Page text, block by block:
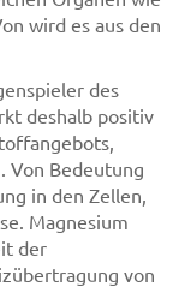
wird es aus den
des
deshalb positiv
Von Bedeutung
in den Zellen,
Magnesium
der
von